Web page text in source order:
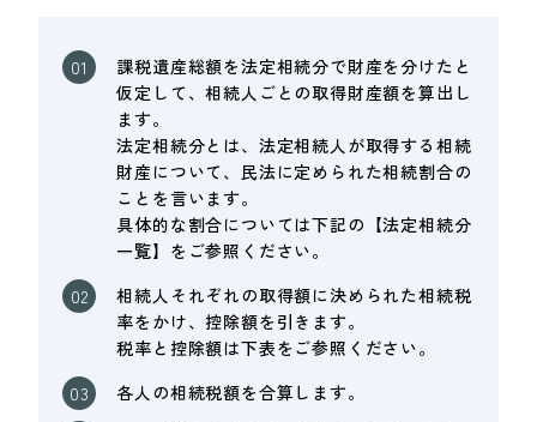
課税遺産総額を法定相続分で財産を分けたと
仮定して、相続人ごとの取得財産額を算出し
ます。
法定相続分とは、法定相続人が取得する相続
財産について、民法に定められた相続割合の
ことを言います。
具体的な割合については下記の【法定相続分
一覧】をご参照ください。
相続人それぞれの取得額に決められた相続税
率をかけ、控除額を引きます。
税率と控除額は下表をご参照ください。
各人の相続税額を合算します。